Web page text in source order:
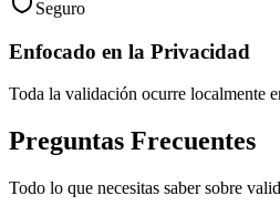
Seguro
Enfocado en la Privacidad
Toda la validación ocurre localmente
Preguntas Frecuentes
Todo lo que necesitas saber sobre